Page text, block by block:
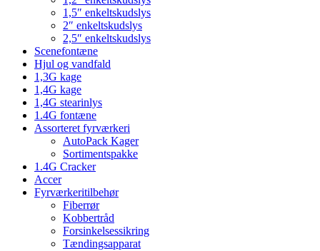
1,5″ enkeltskudslys
2″ enkeltskudslys
2,5″ enkeltskudslys
Scenefontæne
Hjul og vandfald
1,3G kage
1,4G kage
1,4G stearinlys
1.4G fontæne
Assorteret fyrværkeri
AutoPack Kager
Sortimentspakke
1.4G Cracker
Accer
Fyrværkeritilbehør
Fiberrør
Kobbertråd
Forsinkelsessikring
Tændingsapparat